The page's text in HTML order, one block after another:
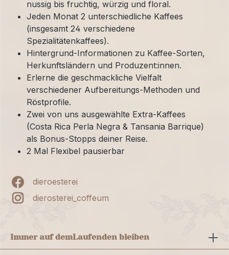
nussig bis fruchtig, würzig und floral.
Jeden Monat 2 unterschiedliche Kaffees
(insgesamt 24 verschiedene
Spezialitätenkaffees).
Hintergrund-Informationen zu Kaffee-Sorten,
Herkunftsländern und Produzent:innen.
Erlerne die geschmackliche Vielfalt
verschiedener Aufbereitungs-Methoden und
Röstprofile.
Zwei von uns ausgewählte Extra-Kaffees
(Costa Rica Perla Negra & Tansania Barrique)
als Bonus-Stopps deiner Reise.
2 Mal Flexibel pausierbar
dieroesterei
dierosterei_coffeum
Immer auf demLaufenden bleiben